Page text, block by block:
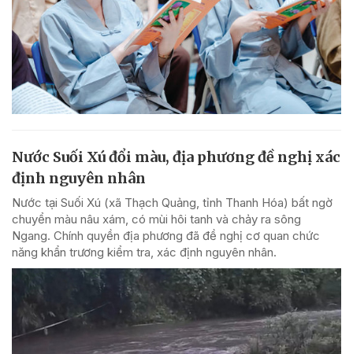
Nước Suối Xú đổi màu, địa phương đề nghị xác
định nguyên nhân
Nước tại Suối Xú (xã Thạch Quảng, tỉnh Thanh Hóa) bất ngờ
chuyển màu nâu xám, có mùi hôi tanh và chảy ra sông
Ngang. Chính quyền địa phương đã đề nghị cơ quan chức
năng khẩn trương kiểm tra, xác định nguyên nhân.